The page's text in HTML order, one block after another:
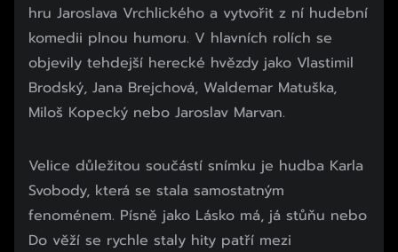
hru Jaroslava Vrchlického a vytvořit z ní hudební
komedii plnou humoru. V hlavních rolích se
objevily tehdejší herecké hvězdy jako Vlastimil
Brodský, Jana Brejchová, Waldemar Matuška,
Miloš Kopecký nebo Jaroslav Marvan.
Velice důležitou součástí snímku je hudba Karla
Svobody, která se stala samostatným
fenoménem. Písně jako Lásko má, já stůňu nebo
Do věží se rychle staly hity patří mezi